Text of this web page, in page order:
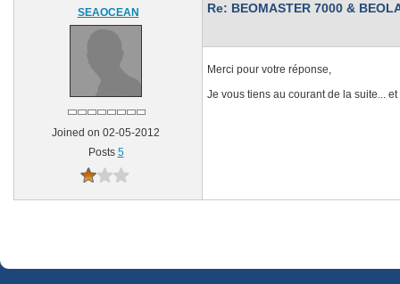
SEAOCEAN
Joined on 02-05-2012
Posts 5
Re: BEOMASTER 7000 &
Merci pour votre réponse,
Je vous tiens au courant de la suite...